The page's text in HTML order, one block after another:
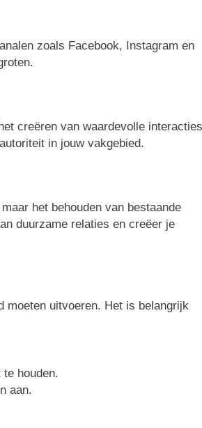
zoals Facebook, Instagram en
creëren van waardevolle
in jouw vakgebied.
het behouden van bestaande
duurzame relaties en creëer je
uitvoeren. Het is belangrijk
houden.
aan.